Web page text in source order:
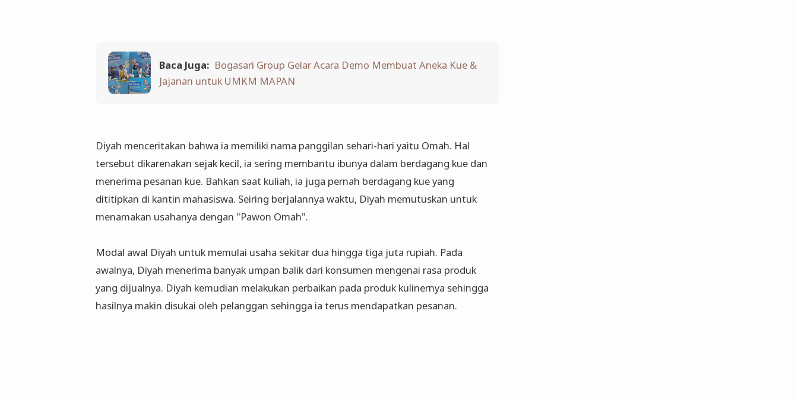
Baca Juga: Bogasari Group Gelar Acara Demo Membuat Aneka Kue &
Jajanan untuk UMKM MAPAN
Diyah menceritakan bahwa ia memiliki nama panggilan sehari-hari yaitu Omah. Hal
tersebut dikarenakan sejak kecil, ia sering membantu ibunya dalam berdagang kue dan
menerima pesanan kue. Bahkan saat kuliah, ia juga pernah berdagang kue yang
dititipkan di kantin mahasiswa. Seiring berjalannya waktu, Diyah memutuskan untuk
menamakan usahanya dengan "Pawon Omah".
Modal awal Diyah untuk memulai usaha sekitar dua hingga tiga juta rupiah. Pada
awalnya, Diyah menerima banyak umpan balik dari konsumen mengenai rasa produk
yang dijualnya. Diyah kemudian melakukan perbaikan pada produk kulinernya sehingga
hasilnya makin disukai oleh pelanggan sehingga ia terus mendapatkan pesanan.